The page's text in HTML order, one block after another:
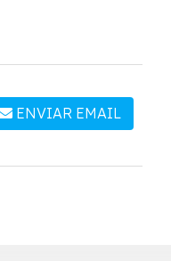
ENVIAR EMAIL